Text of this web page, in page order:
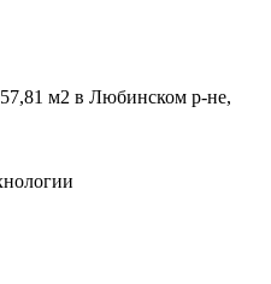
м2 в Любинском р-не,